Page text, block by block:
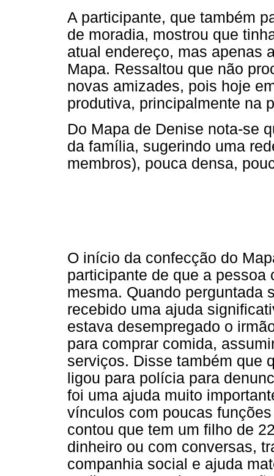
A participante, que também
de moradia, mostrou que
atual endereço, mas apenas
Mapa. Ressaltou que não
novas amizades, pois hoje
produtiva, principalmente na
Do Mapa de Denise nota-se
da família, sugerindo uma
membros), pouca densa,
O início da confecção do
participante de que a pessoa
mesma. Quando perguntada
recebido uma ajuda
estava desempregado o
para comprar comida,
serviços. Disse também que
ligou para polícia para
foi uma ajuda muito
vínculos com poucas
contou que tem um filho de
dinheiro ou com conversas,
companhia social e ajuda